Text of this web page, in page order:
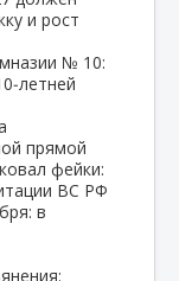
и рост
№ 10:
прямой
фейки:
ВС РФ
в